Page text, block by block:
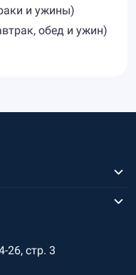
и ужины)
обед и ужин)
26, стр. 3